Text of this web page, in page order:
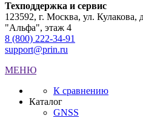
Техподдержка и сервис
123592, г. Москва, ул. Кулакова,
"Альфа", этаж 4
8 (800) 222-34-91
support@prin.ru
МЕНЮ
К сравнению
Каталог
GNSS